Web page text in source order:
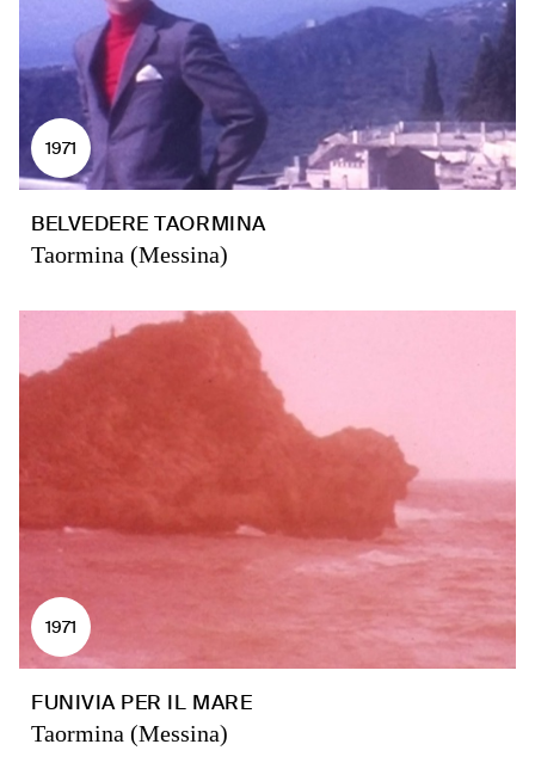
1971
BELVEDERE TAORMINA
Taormina (Messina)
1971
FUNIVIA PER IL MARE
Taormina (Messina)